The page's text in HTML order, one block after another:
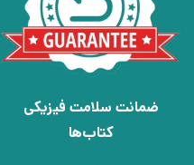
ضمانت سلامت فیزیکی
کتاب‌ها